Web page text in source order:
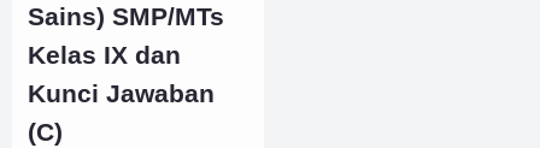
Sains) SMP/MTs
Kelas IX dan
Kunci Jawaban
(C)